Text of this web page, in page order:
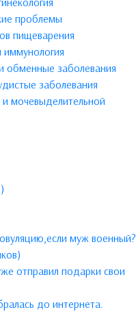
проблемы
пищеварения
иммунология
обменные заболевания
заболевания
мочевыделительной
муж военный?
отправил подарки свои
до интернета.